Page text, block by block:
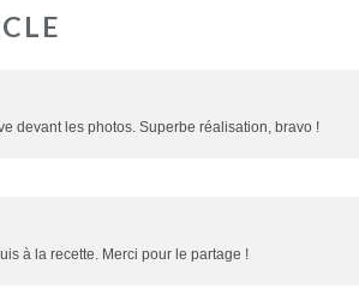
devant les photos. Superbe réalisation, bravo !
à la recette. Merci pour le partage !